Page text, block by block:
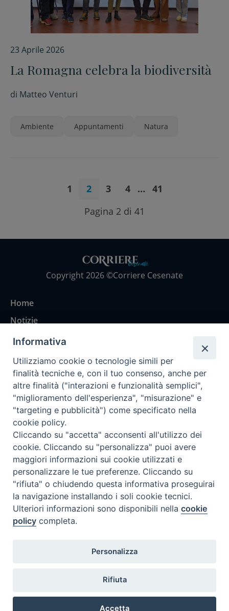
23 Aprile 2026
La Romagna celebra la biodiversità
di Matteo Venturi
Ambiente Appuntamenti Natura
1 2 3 4 …
41
Pagina 2 di 41
Copyright 2026 ©Corriere Cesenate
Home
Notizie
Rubriche
Chi siamo
Come abbonarsi
Contatti
Informativa
Utilizziamo cookie o tecnologie simili per
finalità tecniche e, con il tuo consenso, anche per
altre finalità ("interazioni e funzionalità semplici",
"miglioramento dell'esperienza", "misurazione" e
"targeting e pubblicità") come specificato nella
cookie policy.
Cliccando su "accetta" acconsenti all'utilizzo dei
cookie. Cliccando su "personalizza" puoi avere
maggiori informazioni sui cookie utilizzati e
personalizzare le tue preferenze. Cliccando su
"rifiuta" o chiudendo questa informativa proseguirai
la navigazione installando i soli cookie tecnici.
Ulteriori informazioni sono disponibili nellacookie
policy completa.
Personalizza
Rifiuta
Accetta